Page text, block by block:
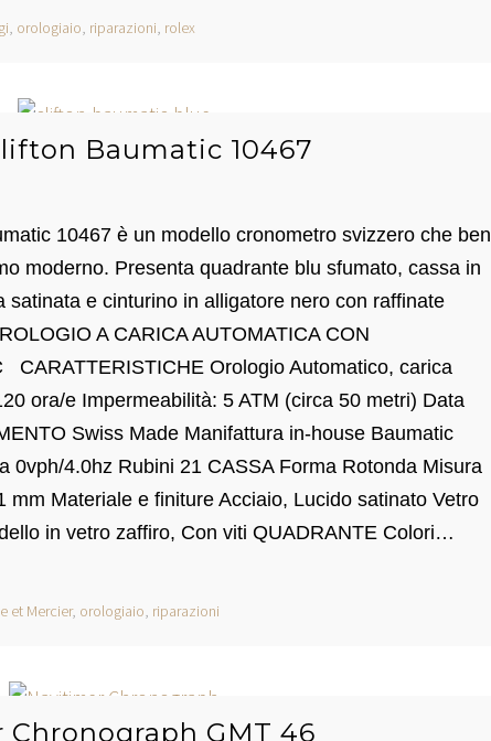
, orologiaio, riparazioni, rolex
Baumatic 10467
10467 è un modello cronometro svizzero che ben
moderno. Presenta quadrante blu sfumato, cassa in
satinata e cinturino in alligatore nero con raffinate
A CARICA AUTOMATICA CON
CARATTERISTICHE Orologio Automatico, carica
ora/e Impermeabilità: 5 ATM (circa 50 metri) Data
Swiss Made Manifattura in-house Baumatic
0vph/4.0hz Rubini 21 CASSA Forma Rotonda Misura
mm Materiale e finiture Acciaio, Lucido satinato Vetro
in vetro zaffiro, Con viti QUADRANTE Colori…
et Mercier, orologiaio, riparazioni
GMT 46